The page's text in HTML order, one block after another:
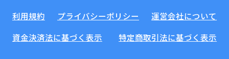
利用規約 プライバシーポリシー
運営会社について
資金決済法に基づく表示
特定商取引法に基づく表示